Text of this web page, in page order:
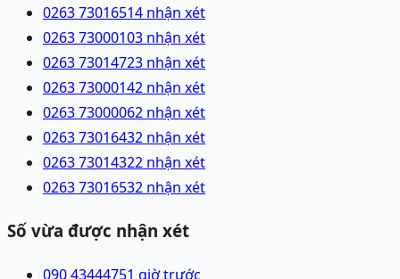
0263 73016514 nhận xét
0263 73000103 nhận xét
0263 73014723 nhận xét
0263 73000142 nhận xét
0263 73000062 nhận xét
0263 73016432 nhận xét
0263 73014322 nhận xét
0263 73016532 nhận xét
Số vừa được nhận xét
090 43444751 giờ trước